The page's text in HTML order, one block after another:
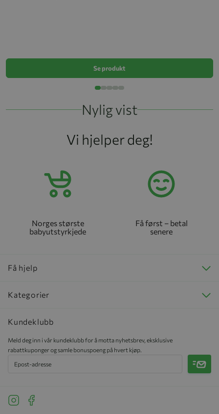
Se produkt
Nylig vist
Vi hjelper deg!
Norges største
babyutstyrkjede
Få først – betal
senere
Få hjelp
Kategorier
Kundeklubb
Meld deg inn i vår kundeklubb for å motta nyhetsbrev, eksklusive
rabattkuponger og samle bonuspoeng på hvert kjøp.
Meld
See our Instagram
See our Facebook